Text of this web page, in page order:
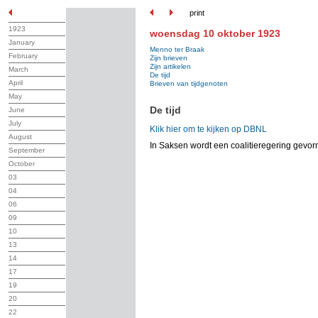
print
1923
January
February
March
April
May
June
July
August
September
October
03
04
06
09
10
13
14
17
19
20
22
woensdag 10 oktober 1923
Menno ter Braak
Zijn brieven
Zijn artikelen
De tijd
Brieven van tijdgenoten
De tijd
Klik hier om te kijken op DBNL
In Saksen wordt een coalitieregering